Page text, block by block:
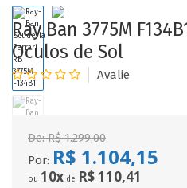
Ray Ban 3775M
Oculos de Sol
De:R$ 1.299,00
Por: R$ 1.104,15
ou 10x de R$ 110,41